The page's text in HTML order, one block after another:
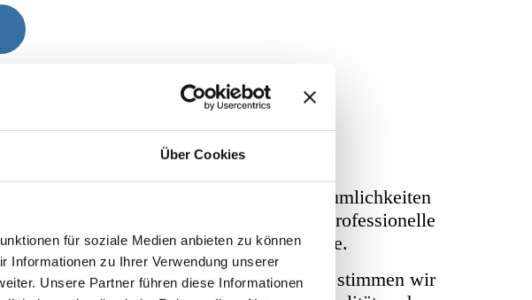
Über Cookies
für soziale Medien anbieten zu können
Informationen zu Ihrer Verwendung unserer
Unsere Partner führen diese Informationen
das Zahnlabor direkt in den eigenen Räumlichkeiten
verfügt nicht nur über eine langjährige professionelle
digitaler Behandlungsprozesse.
dem jeweils behandelnden Zahnarzt. So stimmen wir